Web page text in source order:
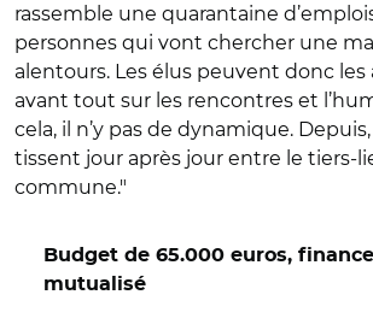
rassemble une quarantaine
personnes qui vont chercher une
alentours. Les élus peuvent donc les
avant tout sur les rencontres et
cela, il n’y pas de dynamique.
tissent jour après jour entre le tiers-
commune."
Budget de 65.000 euros,
mutualisé